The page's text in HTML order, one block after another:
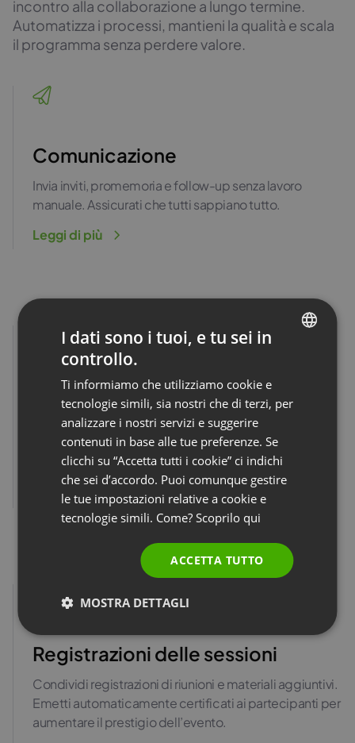
incontro alla collaborazione a lungo termine.
Automatizza i processi, mantieni la qualità e scala
il programma senza perdere valore.
Comunicazione
Invia inviti, promemoria e follow-up senza lavoro
manuale. Assicurati che tutti sappiano tutto.
Leggi di più
Automazione delle sessioni
Pianifica riunioni ricorrenti e gestisci l’accesso dei
partecipanti. Automatizza l’invio di registrazioni e inviti
alle sessioni successive.
Guarda il video
Registrazioni delle sessioni
Condividi registrazioni di riunioni e materiali aggiuntivi.
Emetti automaticamente certificati ai partecipanti per
aumentare il prestigio dell’evento.
FRENCH
GERMAN
POLISH
RUSSIAN
SPANISH
PORTUGUESE
I dati sono i tuoi, e tu sei in
controllo.
Ti informiamo che utilizziamo cookie e
tecnologie simili, sia nostri che di terzi, per
analizzare i nostri servizi e suggerire
contenuti in base alle tue preferenze. Se
clicchi su “Accetta tutti i cookie” ci indichi
che sei d’accordo. Puoi comunque gestire
le tue impostazioni relative a cookie e
tecnologie simili. Come? Scoprilo qui
ACCETTA TUTTO
MOSTRA DETTAGLI